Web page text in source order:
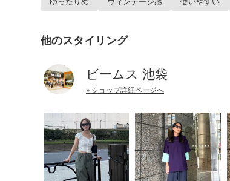
他のスタイリング
ビームス 池袋
» ショップ詳細ページへ